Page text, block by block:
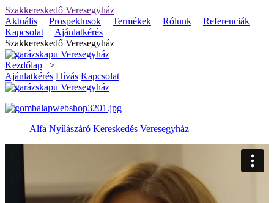
Szakkereskedő Veresegyház
Aktuális
Prospektusok Termékek Rólunk
Referenciák
Kapcsolat
Ajánlatkérés
Szakkereskedő Veresegyház
Kezdőlap >
Ajánlatkérés Hívás Kapcsolat
Alfa Nyílászáró Kereskedés Veresegyház